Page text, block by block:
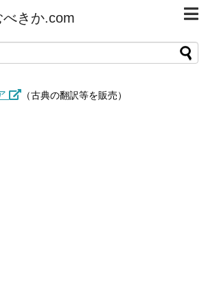
きか.com
（古典の翻訳等を販売）